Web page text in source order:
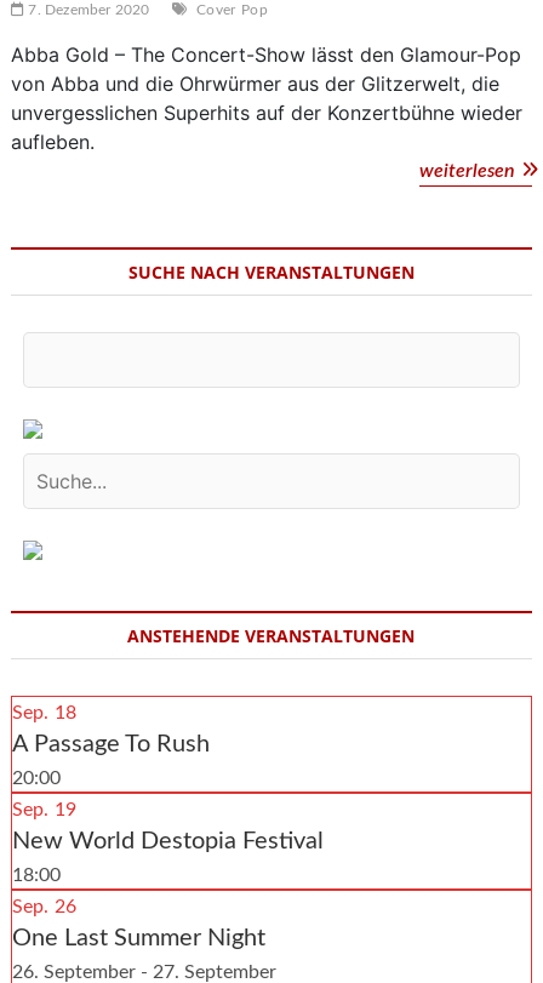
7. Dezember 2020 Cover Pop
Abba Gold – The Concert-Show lässt den Glamour-Pop
von Abba und die Ohrwürmer aus der Glitzerwelt, die
unvergesslichen Superhits auf der Konzertbühne wieder
aufleben.
weiterlesen
SUCHE NACH VERANSTALTUNGEN
ANSTEHENDE VERANSTALTUNGEN
Sep. 18
A Passage To Rush
20:00
Sep. 19
New World Destopia Festival
18:00
Sep. 26
One Last Summer Night
26. September - 27. September